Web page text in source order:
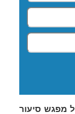
מפגש סיעור